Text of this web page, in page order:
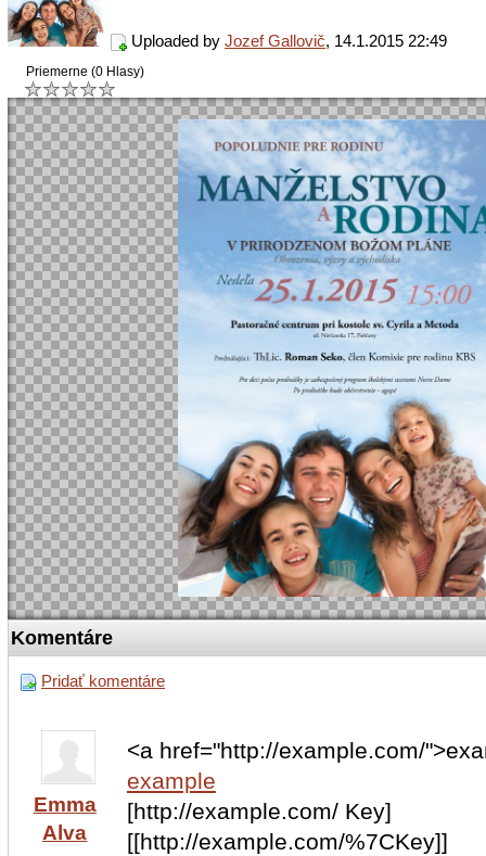
Uploaded byJozef Gallovič, 14.1.2015 22:49
Priemerne (0 Hlasy)
Komentáre
Pridať komentáre
Emma
Alva
<a href="http://example.com/
example
[http://example.com/ Key]
[[http://example.com/%7CKey]]